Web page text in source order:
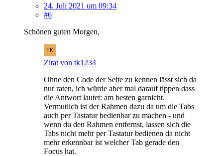
24. Juli 2021 um 09:34
#6
Schönen guten Morgen,
Zitat von tk1234
Ohne den Code der Seite zu kennen lässt sich da
nur raten, ich würde aber mal darauf tippen dass
die Antwort lautet: am besten garnicht.
Vermutlich ist der Rahmen dazu da um die Tabs
auch per Tastatur bedienbar zu machen - und
wenn du den Rahmen entfernst, lassen sich die
Tabs nicht mehr per Tastatur bedienen da nicht
mehr erkennbar ist welcher Tab gerade den
Focus hat.